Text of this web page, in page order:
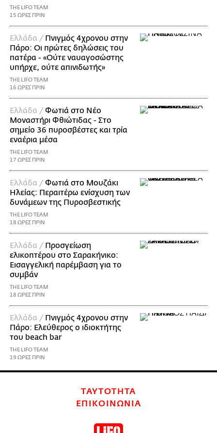
THE LIFO TEAM
15 ΩΡΕΣ ΠΡΙΝ
Ελλάδα / Πνιγμός 4χρονου στην
Πάρο: Οι πρώτες δηλώσεις του
πατέρα - «Ούτε ναυαγοσώστης
υπήρχε, ούτε απινιδωτής»
THE LIFO TEAM
16 ΩΡΕΣ ΠΡΙΝ
Ελλάδα /Φωτιά στο Νέο
Μοναστήρι Φθιώτιδας - Στο
σημείο 36 πυροσβέστες και τρία
εναέρια μέσα
THE LIFO TEAM
17 ΩΡΕΣ ΠΡΙΝ
Ελλάδα /Φωτιά στο Μουζάκι
Ηλείας: Περαιτέρω ενίσχυση των
δυνάμεων της Πυροσβεστικής
THE LIFO TEAM
18 ΩΡΕΣ ΠΡΙΝ
Ελλάδα / Προσγείωση
ελικοπτέρου στο Σαρακήνικο:
Εισαγγελική παρέμβαση για το
συμβάν
THE LIFO TEAM
18 ΩΡΕΣ ΠΡΙΝ
Ελλάδα / Πνιγμός 4χρονου στην
Πάρο: Ελεύθερος ο ιδιοκτήτης
του beach bar
THE LIFO TEAM
19 ΩΡΕΣ ΠΡΙΝ
ΤΑΥΤΟΤΗΤΑ
ΕΠΙΚΟΙΝΩΝΙΑ